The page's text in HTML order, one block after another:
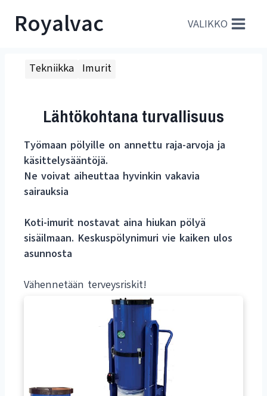
sisältöön
Royalvac VALIKKO
Tekniikka Imurit
Lähtökohtana turvallisuus
Työmaan pölyille on annettu raja-arvoja ja
käsittelysääntöjä.
Ne voivat aiheuttaa hyvinkin vakavia
sairauksia
Koti-imurit nostavat aina hiukan pölyä
sisäilmaan. Keskuspölynimuri vie kaiken ulos
asunnosta
Vähennetään terveysriskit!